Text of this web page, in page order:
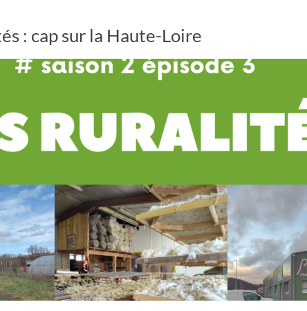
: cap sur la Haute-Loire